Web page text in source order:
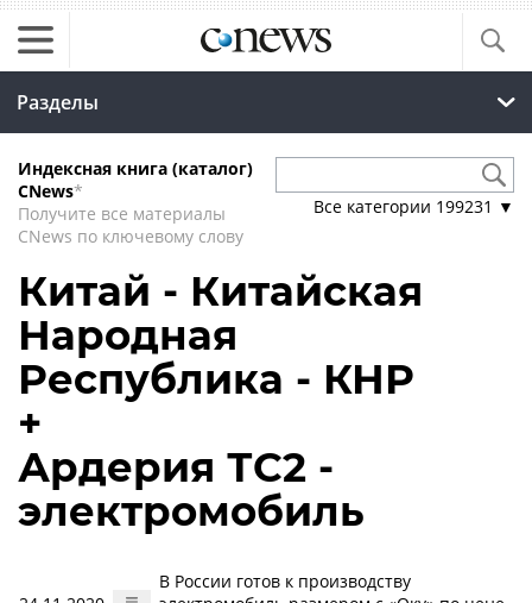
Разделы
Индексная книга (каталог)
CNews*
Получите все материалы
CNews по ключевому слову
Все категории 199231 ▼
Китай - Китайская
Народная
Республика - КНР
+
Ардерия ТС2 -
электромобиль
В России готов к производству